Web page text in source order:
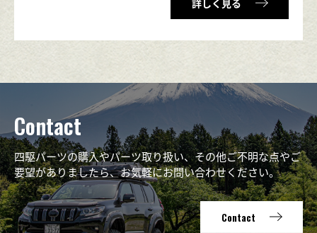
Contact
四駆パーツの購入やパーツ取り扱い、その他ご不明な点やご
要望がありましたら、お気軽にお問い合わせください。
Contact